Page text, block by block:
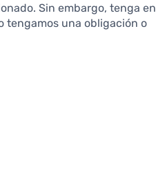
Sin embargo, tenga en
tengamos una obligación o